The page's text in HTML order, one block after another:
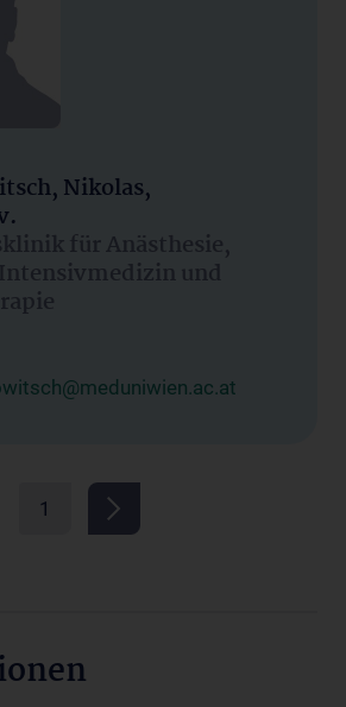
Nikolas,
für Anästhesie,
und
1